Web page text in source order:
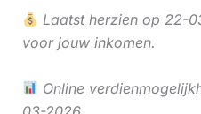
Laatst herzien op 22-
voor jouw inkomen.
Online